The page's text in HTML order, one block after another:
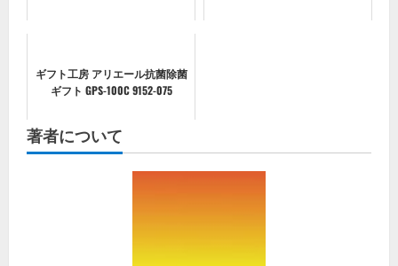
ギフト工房 アリエール抗菌除菌
ギフト GPS-100C 9152-075
著者について